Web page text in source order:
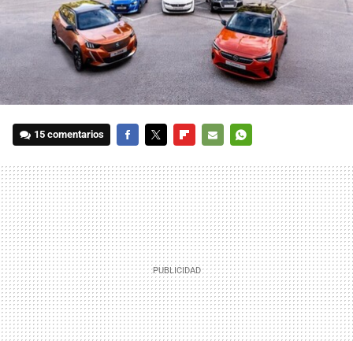
15 comentarios
MAIL